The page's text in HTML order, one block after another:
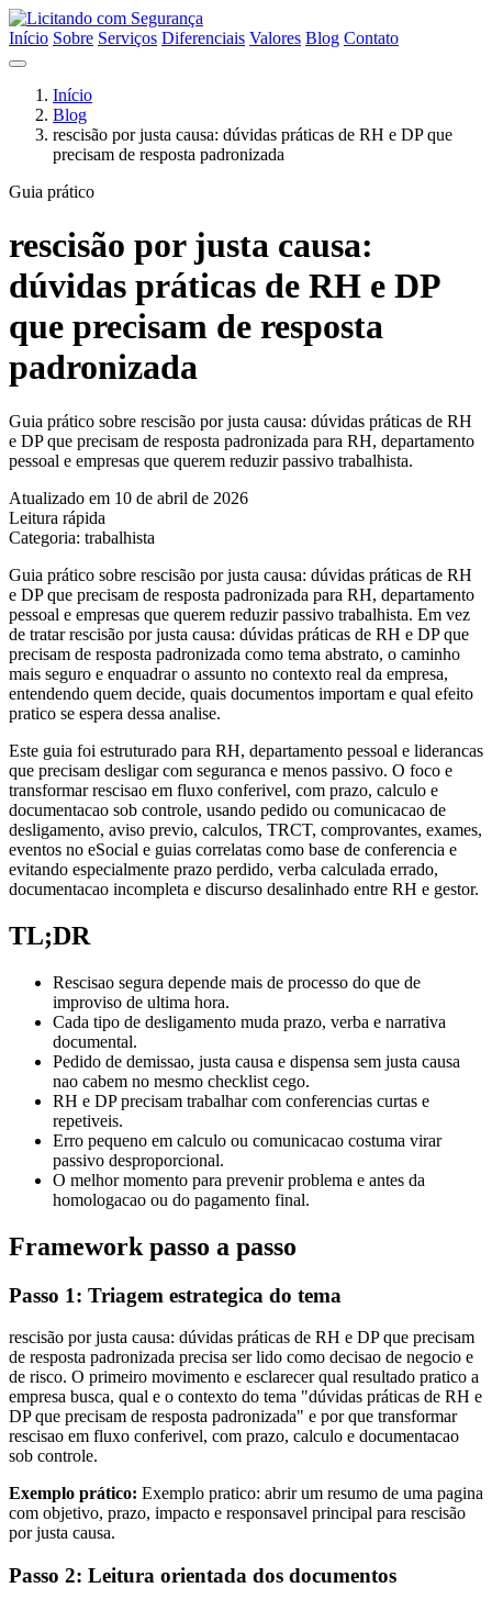
Início Sobre Serviços Diferenciais Valores Blog Contato
Início
Blog
rescisão por justa causa: dúvidas práticas de RH e DP que
precisam de resposta padronizada
Guia prático
rescisão por justa causa:
dúvidas práticas de RH e DP
que precisam de resposta
padronizada
Guia prático sobre rescisão por justa causa: dúvidas práticas de RH
e DP que precisam de resposta padronizada para RH, departamento
pessoal e empresas que querem reduzir passivo trabalhista.
Atualizado em 10 de abril de 2026
Leitura rápida
Categoria: trabalhista
Guia prático sobre rescisão por justa causa: dúvidas práticas de RH
e DP que precisam de resposta padronizada para RH, departamento
pessoal e empresas que querem reduzir passivo trabalhista. Em vez
de tratar rescisão por justa causa: dúvidas práticas de RH e DP que
precisam de resposta padronizada como tema abstrato, o caminho
mais seguro e enquadrar o assunto no contexto real da empresa,
entendendo quem decide, quais documentos importam e qual efeito
pratico se espera dessa analise.
Este guia foi estruturado para RH, departamento pessoal e liderancas
que precisam desligar com seguranca e menos passivo. O foco e
transformar rescisao em fluxo conferivel, com prazo, calculo e
documentacao sob controle, usando pedido ou comunicacao de
desligamento, aviso previo, calculos, TRCT, comprovantes, exames,
eventos no eSocial e guias correlatas como base de conferencia e
evitando especialmente prazo perdido, verba calculada errado,
documentacao incompleta e discurso desalinhado entre RH e gestor.
TL;DR
Rescisao segura depende mais de processo do que de
improviso de ultima hora.
Cada tipo de desligamento muda prazo, verba e narrativa
documental.
Pedido de demissao, justa causa e dispensa sem justa causa
nao cabem no mesmo checklist cego.
RH e DP precisam trabalhar com conferencias curtas e
repetiveis.
Erro pequeno em calculo ou comunicacao costuma virar
passivo desproporcional.
O melhor momento para prevenir problema e antes da
homologacao ou do pagamento final.
Framework passo a passo
Passo 1: Triagem estrategica do tema
rescisão por justa causa: dúvidas práticas de RH e DP que precisam
de resposta padronizada precisa ser lido como decisao de negocio e
de risco. O primeiro movimento e esclarecer qual resultado pratico a
empresa busca, qual e o contexto do tema "dúvidas práticas de RH e
DP que precisam de resposta padronizada" e por que transformar
rescisao em fluxo conferivel, com prazo, calculo e documentacao
sob controle.
Exemplo prático: Exemplo pratico: abrir um resumo de uma pagina
com objetivo, prazo, impacto e responsavel principal para rescisão
por justa causa.
Passo 2: Leitura orientada dos documentos